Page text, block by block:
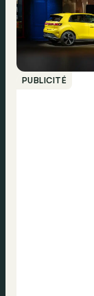
PUBLICITÉ